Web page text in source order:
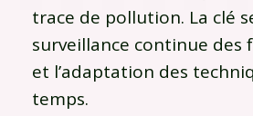
trace de pollution. La clé
surveillance continue des
et l’adaptation des
temps.